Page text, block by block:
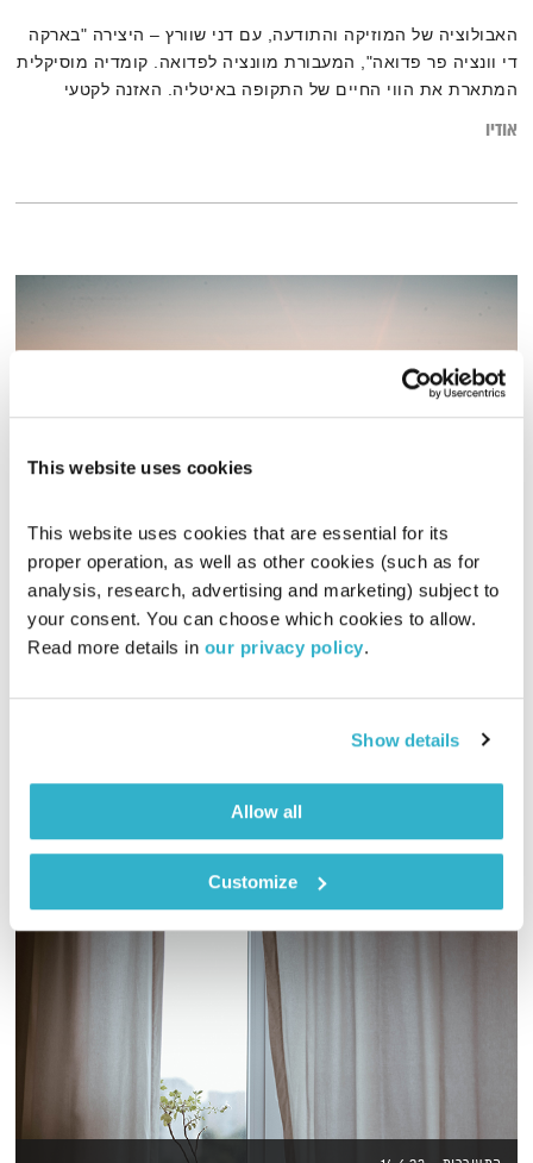
This website uses cookies
This website uses cookies that are essential for its
proper operation, as well as other cookies (such as for
analysis, research, advertising and marketing) subject to
your consent. You can choose which cookies to allow.
Read more details in our privacy policy.
Show details
Allow all
Customize
האבולוציה של המוזיקה והתודעה, עם דני שוורץ – היצירה "בארקה
די וונציה פר פדואה", המעבורת מוונציה לפדואה. קומדיה מוסיקלית
המתארת את הווי החיים של התקופה באיטליה. האזנה לקטעי
אודיו
התעוררות
גליה גלעדי
22.11.22
01:27:04
אודיו